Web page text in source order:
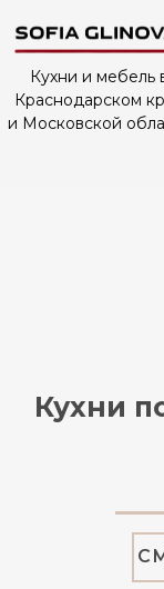
Кухни и мебель в
Краснодарском крае
и Московской области
Кухни